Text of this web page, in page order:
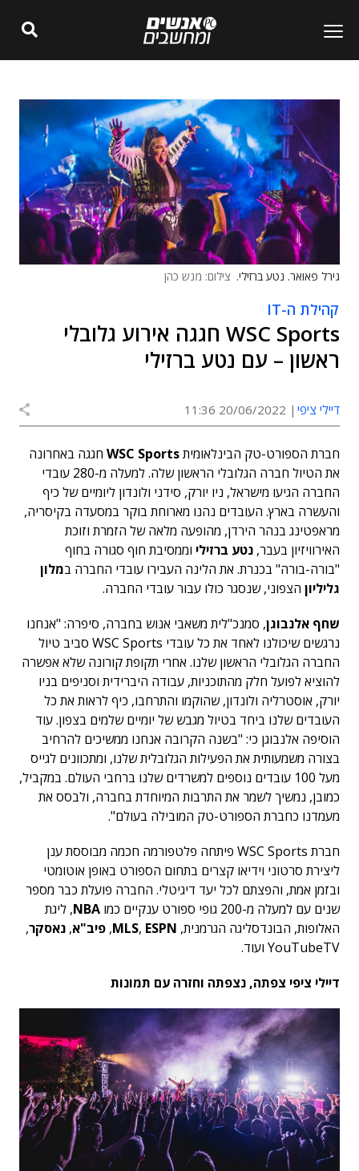
גירל פאואר. נטע ברזילי. צילום: מנש כהן
קהילת ה-IT
WSC Sports חגגה אירוע גלובלי
ראשון – עם נטע ברזילי
דיילי ציפי 20/06/2022 11:36
חברת הספורט-טק הבינלאומיתWSC Sports חגגה באחרונה
את הטיול חברה הגלובלי הראשון שלה. למעלה מ-280 עובדי
החברה הגיעו מישראל, ניו יורק, סידני ולונדון ליומיים של כיף
והעשרה בארץ. העובדים נהנו מארוחת בוקר במסעדה בקיסריה,
מראפטינג בנהר הירדן, מהופעה מלאה של הזמרת וזוכת
האירוויזיון בעבר, נטע ברזילי וממסיבת חוף סגורה בחוף
"בורה-בורה" בכנרת. את הלינה העבירו עובדי החברה במלון
גליליון הצפוני, שנסגר כולו עבור עובדי החברה.
שחף אלנבוגן, סמנכ"לית משאבי אנוש בחברה, סיפרה: "אנחנו
נרגשים שיכולנו לאחד את כל עובדי WSC Sports סביב טיול
החברה הגלובלי הראשון שלנו. אחרי תקופת קורונה שלא אפשרה
להוציא לפועל חלק מהתוכניות, עבודה היברידית וסניפים בניו
יורק, אוסטרליה ולונדון, שהוקמו והתרחבו, כיף לראות את כל
העובדים שלנו ביחד בטיול מגבש של יומיים שלמים בצפון. עוד
הוסיפה אלנבוגן כי: "בשנה הקרובה אנחנו ממשיכים להרחיב
בצורה משמעותית את הפעילות הגלובלית שלנו, ומתכוונים לגייס
מעל 100 עובדים נוספים למשרדים שלנו ברחבי העולם. במקביל,
כמובן, נמשיך לשמר את התרבות המיוחדת בחברה, ולבסס את
מעמדנו כחברת הספורט-טק המובילה בעולם".
חברת WSC Sports פיתחה פלטפורמה חכמה מבוססת ענן
ליצירת סרטוני וידיאו קצרים בתחום הספורט באופן אוטומטי
ובזמן אמת, והפצתם לכל יעד דיגיטלי. החברה פועלת כבר מספר
שנים עם למעלה מ-200 גופי ספורט ענקיים כמו
NBA, ליגת
האלופות, הבונדסליגה הגרמנית,
MLS, ESPN
, פיב"א, נאסקר,
YouTubeTV ועוד.
דיילי ציפי צפתה, נצפתה וחזרה עם תמונות